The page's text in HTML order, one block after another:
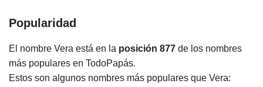
Popularidad
El nombre Vera está en la posición 877 de los nombres
más populares en TodoPapás.
Estos son algunos nombres más populares que Vera: